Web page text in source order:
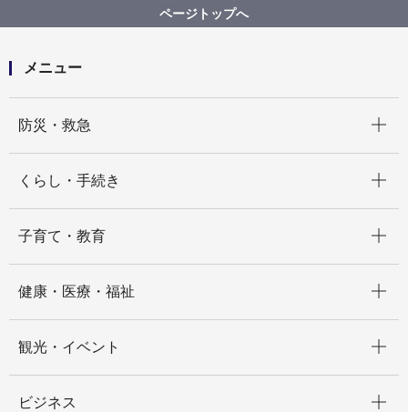
本人または家族が住民票の写しを請求する方法を教え
てください。
ページトップへ
メニュー
防災・救急
くらし・手続き
子育て・教育
健康・医療・福祉
観光・イベント
ビジネス